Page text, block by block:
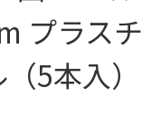
プラスチ
5本入）